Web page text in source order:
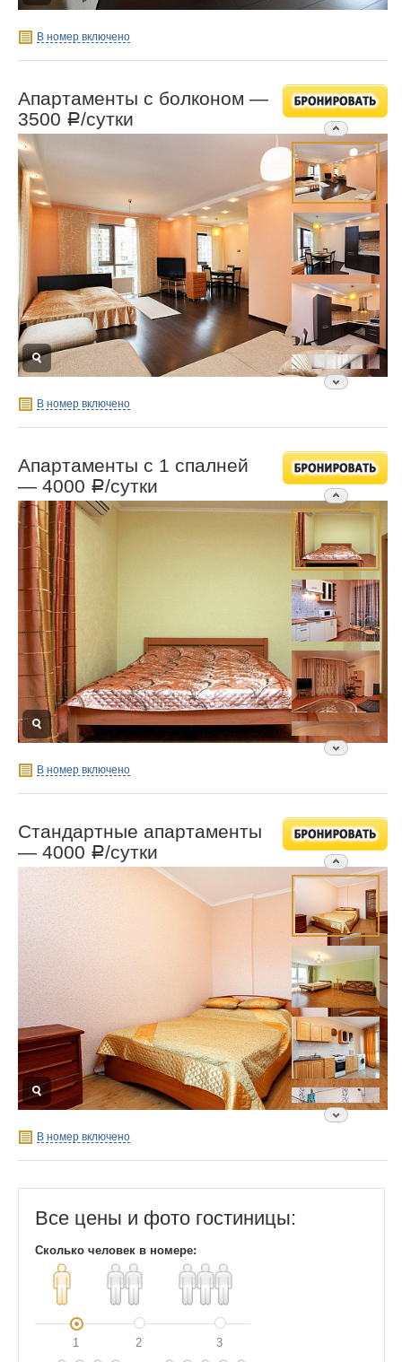
В номер включено
Апартаменты с болконом —
3500 Р/сутки
В номер включено
Апартаменты с 1 спалней
— 4000 Р/сутки
В номер включено
Стандартные апартаменты
— 4000 Р/сутки
В номер включено
Все цены и фото гостиницы:
Сколько человек в номере:
1 2 3